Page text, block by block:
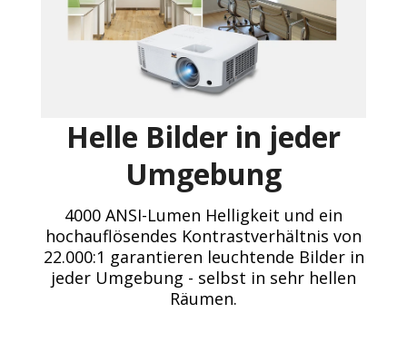
Helle Bilder in jeder
Umgebung
4000 ANSI-Lumen Helligkeit und ein
hochauflösendes Kontrastverhältnis von
22.000:1 garantieren leuchtende Bilder in
jeder Umgebung - selbst in sehr hellen
Räumen.